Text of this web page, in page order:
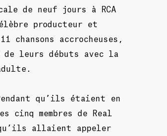
de neuf jours à RCA
producteur et
chansons accrocheuses,
leurs débuts avec la
qu’ils étaient en
membres de Real
allaient appeler